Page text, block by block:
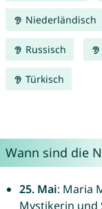
Niederländisch
Russisch
Türkisch
Wann sind die
25. Mai: Maria
Mystikerin und